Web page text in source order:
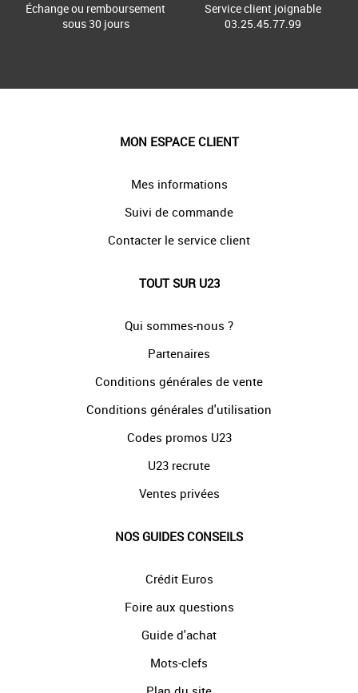
Échange ou remboursement
sous 30 jours
Service client joignable
03.25.45.77.99
MON ESPACE CLIENT
Mes informations
Suivi de commande
Contacter le service client
TOUT SUR U23
Qui sommes-nous ?
Partenaires
Conditions générales de vente
Conditions générales d'utilisation
Codes promos U23
U23 recrute
Ventes privées
NOS GUIDES CONSEILS
Crédit Euros
Foire aux questions
Guide d'achat
Mots-clefs